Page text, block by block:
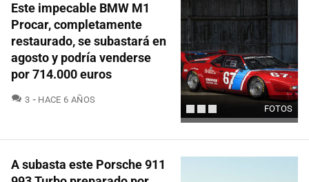
FOTOS
Este impecable BMW M1
Procar, completamente
restaurado, se subastará en
agosto y podría venderse
por 714.000 euros
3 COMENTARIOS
HACE 6 AÑOS
A subasta este Porsche 911